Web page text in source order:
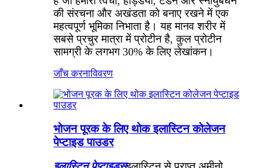
की संरचना और अखंडता को बनाए रखने में एक
महत्वपूर्ण भूमिका निभाता है। यह मानव शरीर में
सबसे प्रचुर मात्रा में प्रोटीन है, कुल प्रोटीन
सामग्री के लगभग 30% के लिए लेखांकन।
जाँच करनाविवरण
भोजन पूरक के लिए थोक इलास्टिन कोलेजन
पेप्टाइड पाउडर